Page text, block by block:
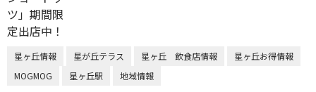
星ヶ丘情報 星が丘テラス 星ヶ丘 飲食店情報
星ヶ丘お得情報
MOGMOG
星ヶ丘駅 地域情報